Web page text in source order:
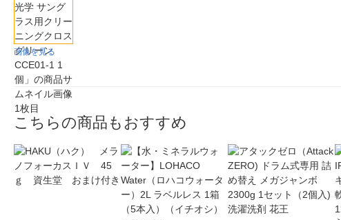
画像を見る
こちらの商品もおすすめ